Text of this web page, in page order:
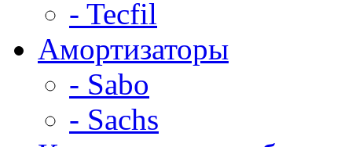
- Tecfil
Амортизаторы
- Sabo
- Sachs